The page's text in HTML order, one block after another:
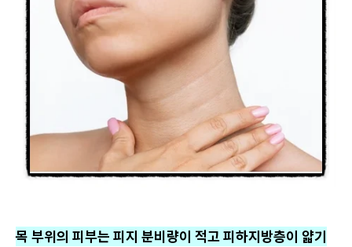
목 부위의 피부는 피지 분비량이 적고 피하지방층이 얇기